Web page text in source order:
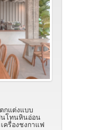
กแต่งแบบ
นโทนหินอ่อน
ครื่องชงกาแฟ